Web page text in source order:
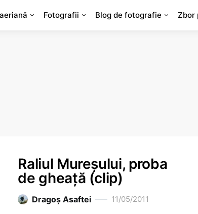
Fotografii Blog de fotografie Zbor
Raliul Mureșului, proba
de gheață (clip)
Dragoş Asaftei 11/05/2011